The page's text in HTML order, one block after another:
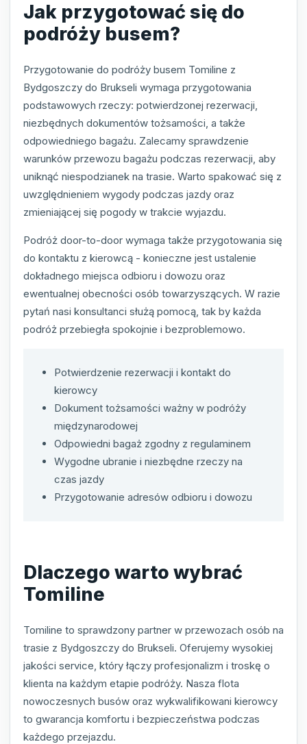
Jak przygotować się do
podróży busem?
Przygotowanie do podróży busem Tomiline z
Bydgoszczy do Brukseli wymaga przygotowania
podstawowych rzeczy: potwierdzonej rezerwacji,
niezbędnych dokumentów tożsamości, a także
odpowiedniego bagażu. Zalecamy sprawdzenie
warunków przewozu bagażu podczas rezerwacji, aby
uniknąć niespodzianek na trasie. Warto spakować się z
uwzględnieniem wygody podczas jazdy oraz
zmieniającej się pogody w trakcie wyjazdu.
Podróż door-to-door wymaga także przygotowania się
do kontaktu z kierowcą - konieczne jest ustalenie
dokładnego miejsca odbioru i dowozu oraz
ewentualnej obecności osób towarzyszących. W razie
pytań nasi konsultanci służą pomocą, tak by każda
podróż przebiegła spokojnie i bezproblemowo.
Potwierdzenie rezerwacji i kontakt do
kierowcy
Dokument tożsamości ważny w podróży
międzynarodowej
Odpowiedni bagaż zgodny z regulaminem
Wygodne ubranie i niezbędne rzeczy na
czas jazdy
Przygotowanie adresów odbioru i dowozu
Dlaczego warto wybrać
Tomiline
Tomiline to sprawdzony partner w przewozach osób na
trasie z Bydgoszczy do Brukseli. Oferujemy wysokiej
jakości service, który łączy profesjonalizm i troskę o
klienta na każdym etapie podróży. Nasza flota
nowoczesnych busów oraz wykwalifikowani kierowcy
to gwarancja komfortu i bezpieczeństwa podczas
każdego przejazdu.